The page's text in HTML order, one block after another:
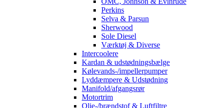
Perkins
Selva & Parsun
Sherwood
Sole Diesel
Værktøj & Diverse
Intercoolere
Kardan & udstødningsbælge
Kølevands-/impellerpumper
Lyddæmpere & Udstødning
Manifold/afgangsrør
Motortrim
Olie-/brændstof & Luftfiltre